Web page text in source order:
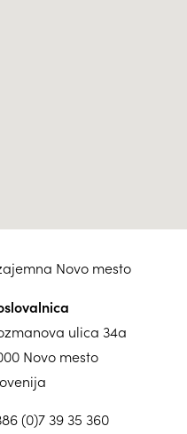
Novo mesto
ulica 34a
Novo mesto
(0)7 39 35 360